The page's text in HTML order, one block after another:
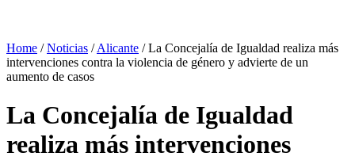
Home /Noticias /Alicante /La Concejalía de Igualdad realiza más
intervenciones contra la violencia de género y advierte de un
aumento de casos
La Concejalía de Igualdad
realiza más intervenciones